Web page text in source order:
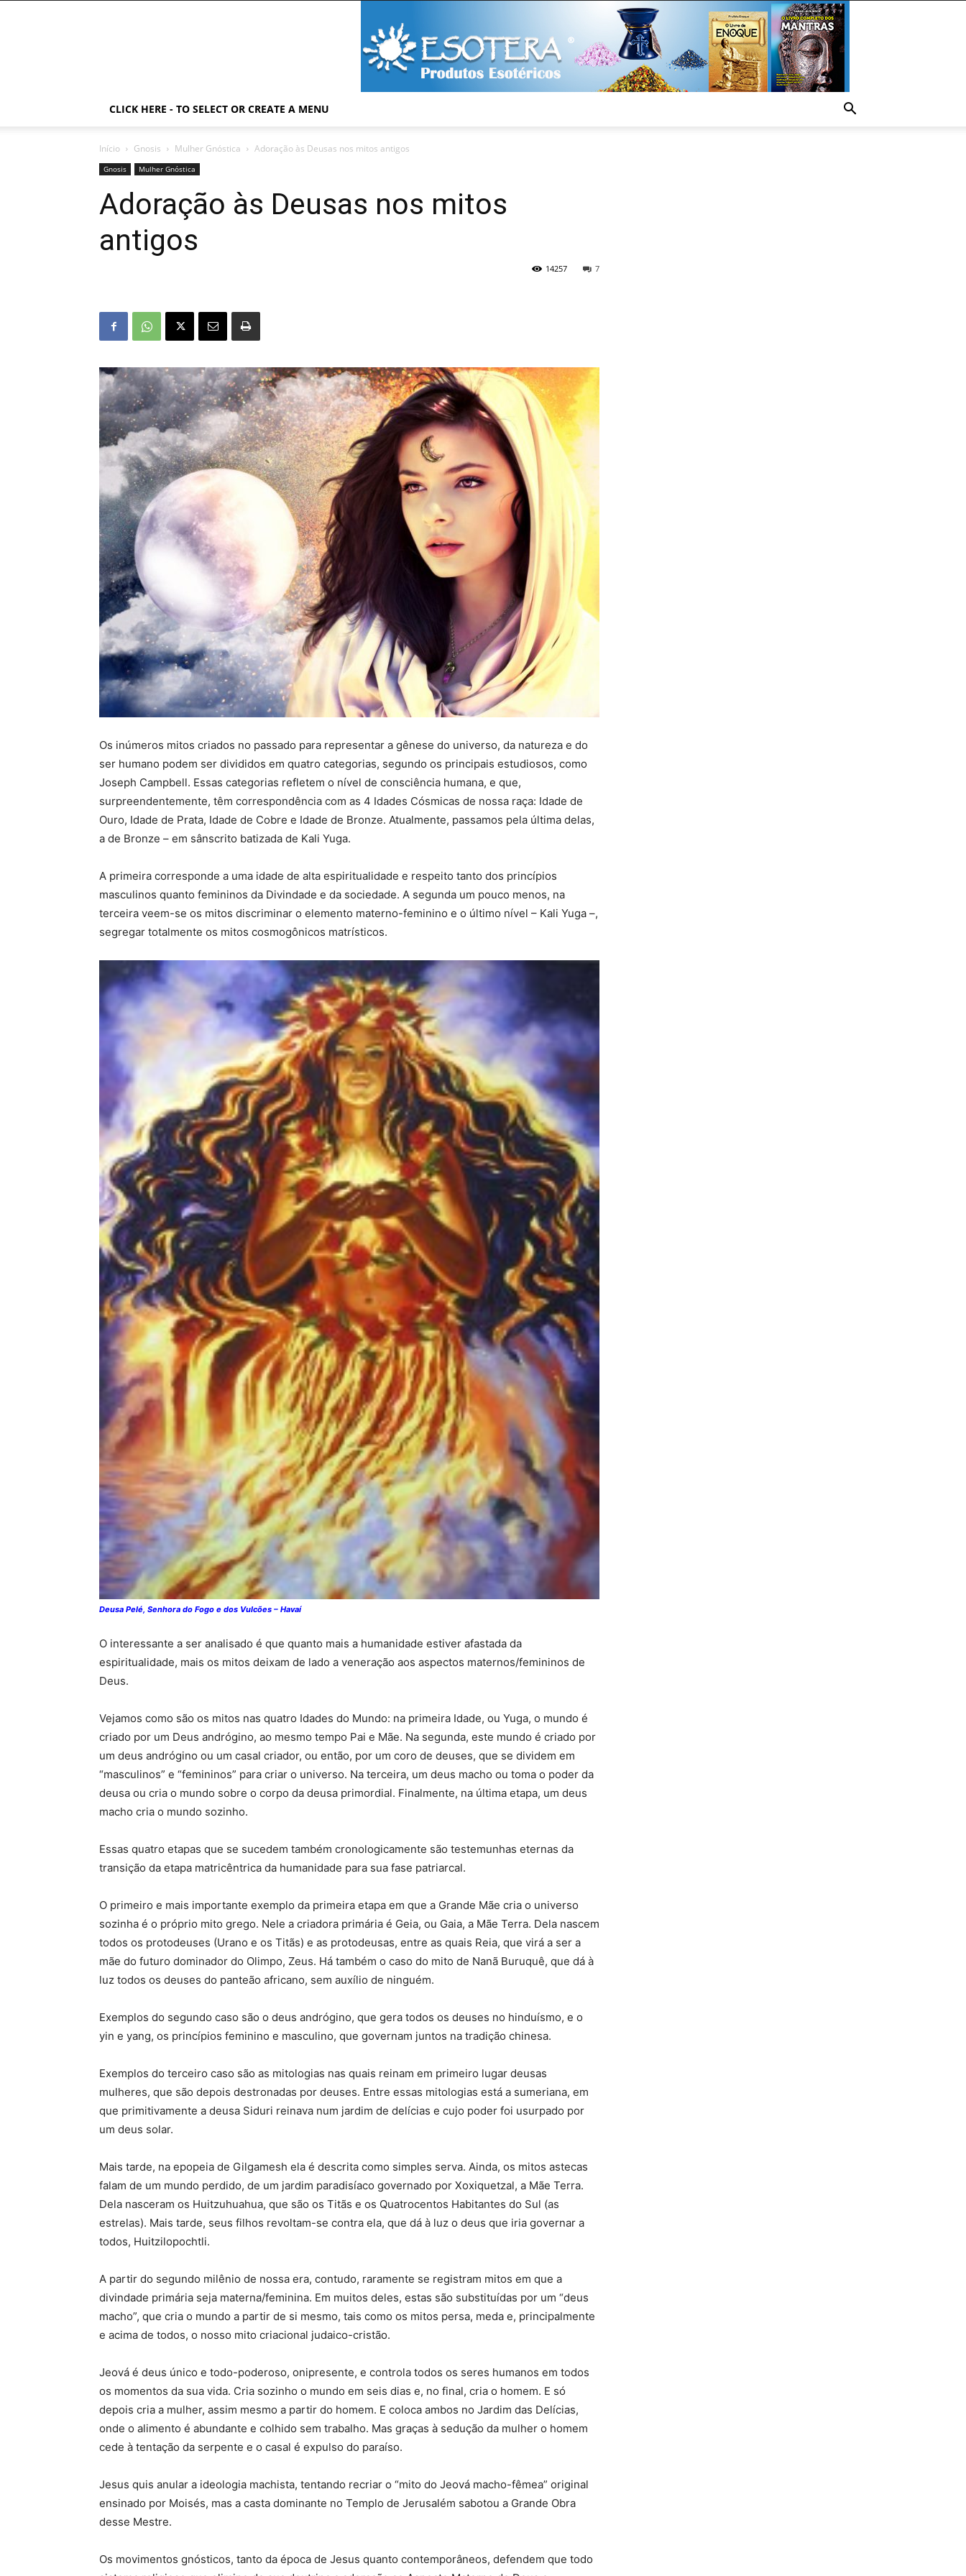
CLICK HERE - TO SELECT OR CREATE A MENU
Início Gnosis Mulher Gnóstica Adoração às Deusas nos mitos antigos
Gnosis Mulher Gnóstica
Adoração às Deusas nos mitos
antigos
7
14257
Os inúmeros mitos criados no passado para representar a gênese do universo, da natureza e do
ser humano podem ser divididos em quatro categorias, segundo os principais estudiosos, como
Joseph Campbell. Essas categorias refletem o nível de consciência humana, e que,
surpreendentemente, têm correspondência com as 4 Idades Cósmicas de nossa raça: Idade de
Ouro, Idade de Prata, Idade de Cobre e Idade de Bronze. Atualmente, passamos pela última delas,
a de Bronze – em sânscrito batizada de Kali Yuga.
A primeira corresponde a uma idade de alta espiritualidade e respeito tanto dos princípios
masculinos quanto femininos da Divindade e da sociedade. A segunda um pouco menos, na
terceira veem-se os mitos discriminar o elemento materno-feminino e o último nível – Kali Yuga –,
segregar totalmente os mitos cosmogônicos matrísticos.
Deusa Pelé, Senhora do Fogo e dos Vulcões – Havaí
O interessante a ser analisado é que quanto mais a humanidade estiver afastada da
espiritualidade, mais os mitos deixam de lado a veneração aos aspectos maternos/femininos de
Deus.
Vejamos como são os mitos nas quatro Idades do Mundo: na primeira Idade, ou Yuga, o mundo é
criado por um Deus andrógino, ao mesmo tempo Pai e Mãe. Na segunda, este mundo é criado por
um deus andrógino ou um casal criador, ou então, por um coro de deuses, que se dividem em
“masculinos” e “femininos” para criar o universo. Na terceira, um deus macho ou toma o poder da
deusa ou cria o mundo sobre o corpo da deusa primordial. Finalmente, na última etapa, um deus
macho cria o mundo sozinho.
Essas quatro etapas que se sucedem também cronologicamente são testemunhas eternas da
transição da etapa matricêntrica da humanidade para sua fase patriarcal.
O primeiro e mais importante exemplo da primeira etapa em que a Grande Mãe cria o universo
sozinha é o próprio mito grego. Nele a criadora primária é Geia, ou Gaia, a Mãe Terra. Dela nascem
todos os protodeuses (Urano e os Titãs) e as protodeusas, entre as quais Reia, que virá a ser a
mãe do futuro dominador do Olimpo, Zeus. Há também o caso do mito de Nanã Buruquê, que dá à
luz todos os deuses do panteão africano, sem auxílio de ninguém.
Exemplos do segundo caso são o deus andrógino, que gera todos os deuses no hinduísmo, e o
yin e yang, os princípios feminino e masculino, que governam juntos na tradição chinesa.
Exemplos do terceiro caso são as mitologias nas quais reinam em primeiro lugar deusas
mulheres, que são depois destronadas por deuses. Entre essas mitologias está a sumeriana, em
que primitivamente a deusa Siduri reinava num jardim de delícias e cujo poder foi usurpado por
um deus solar.
Mais tarde, na epopeia de Gilgamesh ela é descrita como simples serva. Ainda, os mitos astecas
falam de um mundo perdido, de um jardim paradisíaco governado por Xoxiquetzal, a Mãe Terra.
Dela nasceram os Huitzuhuahua, que são os Titãs e os Quatrocentos Habitantes do Sul (as
estrelas). Mais tarde, seus filhos revoltam-se contra ela, que dá à luz o deus que iria governar a
todos, Huitzilopochtli.
A partir do segundo milênio de nossa era, contudo, raramente se registram mitos em que a
divindade primária seja materna/feminina. Em muitos deles, estas são substituídas por um “deus
macho”, que cria o mundo a partir de si mesmo, tais como os mitos persa, meda e, principalmente
e acima de todos, o nosso mito criacional judaico-cristão.
Jeová é deus único e todo-poderoso, onipresente, e controla todos os seres humanos em todos
os momentos da sua vida. Cria sozinho o mundo em seis dias e, no final, cria o homem. E só
depois cria a mulher, assim mesmo a partir do homem. E coloca ambos no Jardim das Delícias,
onde o alimento é abundante e colhido sem trabalho. Mas graças à sedução da mulher o homem
cede à tentação da serpente e o casal é expulso do paraíso.
Jesus quis anular a ideologia machista, tentando recriar o “mito do Jeová macho-fêmea” original
ensinado por Moisés, mas a casta dominante no Templo de Jerusalém sabotou a Grande Obra
desse Mestre.
Os movimentos gnósticos, tanto da época de Jesus quanto contemporâneos, defendem que todo